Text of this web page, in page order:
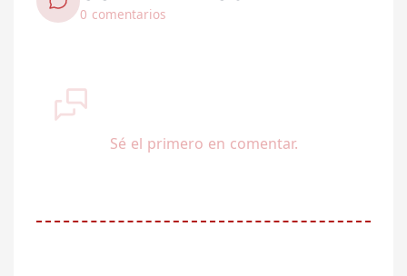
0 comentarios
Sé el primero en comentar.